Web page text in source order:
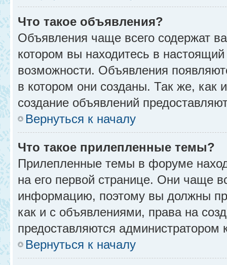
Что такое объявления?
Объявления чаще всего содержат
котором вы находитесь в
возможности. Объявления
в котором они созданы. Так же,
создание объявлений
Вернуться к началу
Что такое прилепленные темы?
Прилепленные темы в форуме
на его первой странице. Они чаще
информацию, поэтому вы должны
как и с объявлениями, права на
предоставляются администратором
Вернуться к началу